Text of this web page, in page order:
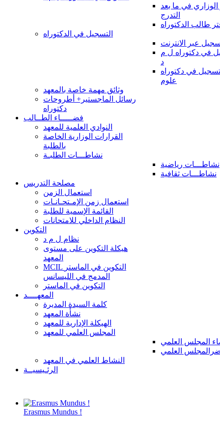
الوزاري في ما بعد
التدرج
طالب الدكتوراه
التسجيل في الدكتوراه
عبر الانترنت
في دكتوراه ل م
د
في دكتوراه
علوم
وثائق مهمة خاصة بالمعهد
رسائل الماجستير+ أطروحات
دكتوراه
فضـــــاء الطــالب
النوادي العلمية للمعهد
القرارات الوزارية الخاصة
بالطلبة
نشاطـــات الطلبـة
نشاطـــات رياضية
نشاطـــات ثقافية
مصلحة التدريس
استعمال الزمن
استعمال زمن الإمـتحـانـات
القائمة الإسمية للطلبة
النظام الداخلي للامتحانات
التكوين
نظام ل م د
هيكلة التكوين على مستوى
المعهد
MCIL التكوين في الماستر
المدمج في الليسانس
التكوين في الماستر
المعهــــد
كلمة السيدة المديرة
نشأة المعهد
الهيكلة الإدارية للمعهد
المجلس العلمي للمعهد
المجلس العلمي
العلمي
النشاط العلمي في المعهد
الرئـيسيــة
Erasmus Mundus !